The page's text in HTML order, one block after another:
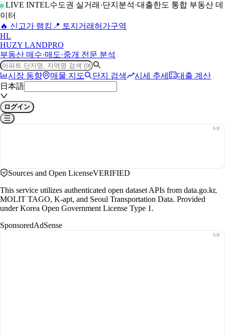
LIVE INTEL수도권 실거래·단지분석·대출한도 통합 부동산 데
이터
🔥 신고가 랭킹 📍 토지거래허가구역
HL
HUZY LANDPRO
부동산 매수·매도·중개 전문 분석
시장 동향 매물 지도 단지 검색 시세 추세
대출 계산
日本語
ログイン
Sources and Open LicenseVERIFIED
This service utilizes authenticated open dataset APIs from data.go.kr,
MOLIT TAGO, K-apt, and Seoul Transportation Data. Provided
under Korea Open Government License Type 1.
SponsoredAdSense